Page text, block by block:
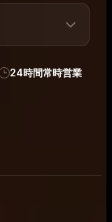
24時間常時営業